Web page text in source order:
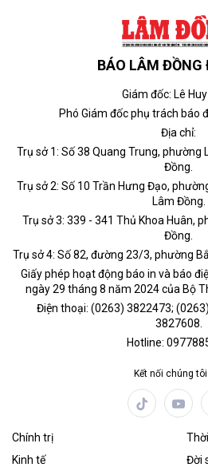
BÁO LÂM ĐỒNG
Giám đốc: Lê
Phó Giám đốc phụ trách báo
Địa chỉ:
Trụ sở 1: Số 38 Quang Trung, phường
Đồng.
Trụ sở 2: Số 10 Trần Hưng Đạo,
Lâm Đồng.
Trụ sở 3: 339 - 341 Thủ Khoa Huân,
Đồng.
Trụ sở 4: Số 82, đường 23/3, phường
Giấy phép hoạt động báo in và báo
ngày 29 tháng 8 năm 2024 của Bộ
Điện thoại: (0263) 3822473;
3827608.
Hotline:
Kết nối chúng
Chính trị
Kinh tế
Đời